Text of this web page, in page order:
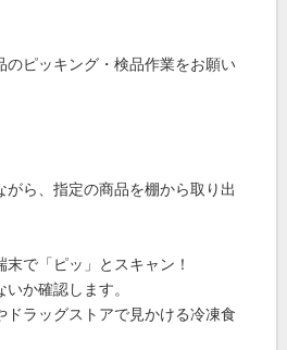
のピッキング・検品作業をお願い
がら、指定の商品を棚から取り出
で「ピッ」とスキャン！
か確認します。
ドラッグストアで見かける冷凍食